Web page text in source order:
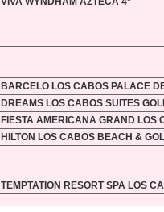
BARCELO LOS CABOS PALACE
DREAMS LOS CABOS SUITES
FIESTA AMERICANA GRAND LOS
HILTON LOS CABOS BEACH &
TEMPTATION RESORT SPA LOS